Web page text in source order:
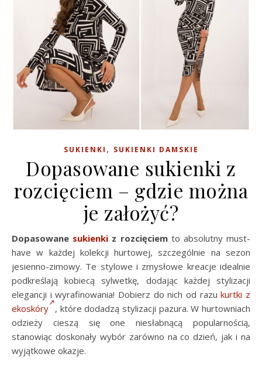
SUKIENKI , SUKIENKI DAMSKIE
Dopasowane sukienki z
rozcięciem – gdzie można
je założyć?
Dopasowane sukienki z rozcięciemto absolutny must-
have w każdej kolekcji hurtowej, szczególnie na sezon
jesienno-zimowy. Te stylowe i zmysłowe kreacje idealnie
podkreślają kobiecą sylwetkę, dodając każdej stylizacji
elegancji i wyrafinowania! Dobierz do nich od razukurtki z
ekoskóry , które dodadzą stylizacji pazura. W hurtowniach
odzieży cieszą się one niesłabnącą popularnością,
stanowiąc doskonały wybór zarówno na co dzień, jak i na
wyjątkowe okazje.